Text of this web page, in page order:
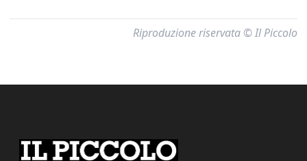
Riproduzione riservata © Il Piccolo